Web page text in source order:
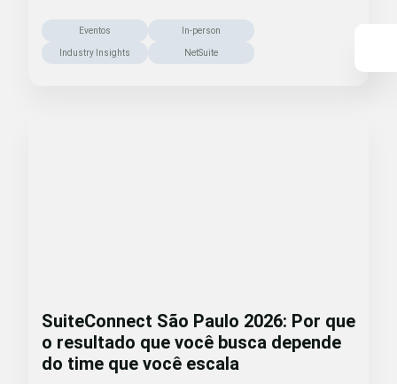
Eventos In-person
Industry Insights NetSuite
SuiteConnect São Paulo 2026: Por que
o resultado que você busca depende
do time que você escala